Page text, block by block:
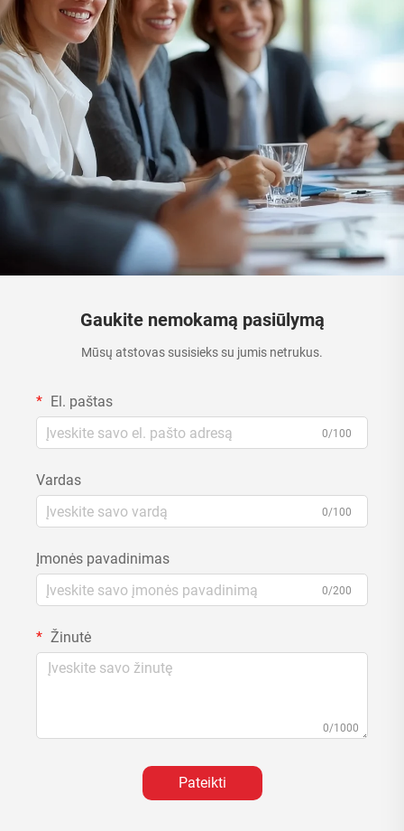
Gaukite nemokamą pasiūlymą
Mūsų atstovas susisieks su jumis netrukus.
El. paštas
0/100
Vardas
0/100
Įmonės pavadinimas
0/200
Žinutė
0/1000
Pateikti